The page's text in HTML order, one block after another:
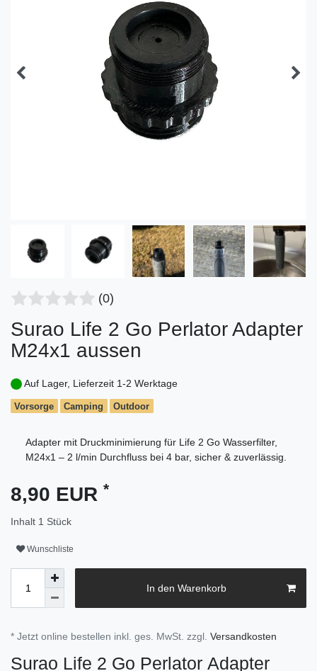
(0)
Surao Life 2 Go Perlator Adapter
M24x1 aussen
Auf Lager, Lieferzeit 1-2 Werktage
Vorsorge Camping Outdoor
Adapter mit Druckminimierung für Life 2 Go Wasserfilter,
M24x1 – 2 l/min Durchfluss bei 4 bar, sicher & zuverlässig.
8,90 EUR *
Inhalt 1 Stück
Wunschliste
In den Warenkorb
* Jetzt online bestellen inkl. ges. MwSt. zzgl. Versandkosten
Surao Life 2 Go Perlator Adapter